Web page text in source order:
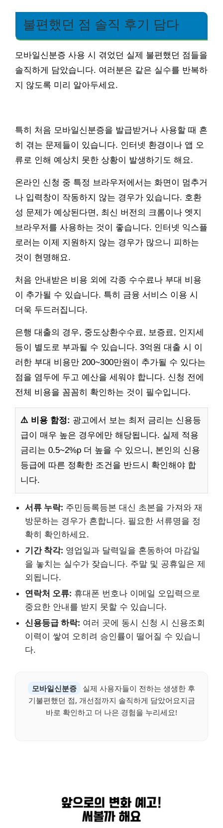
불편했던 점 솔직 후기 담다
모바일신분증 사용 시 겪었던 실제 불편했던 점들을
솔직하게 담았습니다. 여러분은 같은 실수를 반복하
지 않도록 미리 알아두세요.
특히 처음 모바일신분증을 발급받거나 사용할 때 흔
히 겪는 문제들이 있습니다. 인터넷 환경이나 앱 오
류로 인해 예상치 못한 상황이 발생하기도 해요.
온라인 신청 중 특정 브라우저에서는 화면이 멈추거
나 입력창이 작동하지 않는 경우가 있습니다. 호환
성 문제가 예상된다면, 최신 버전의 크롬이나 엣지
브라우저를 사용하는 것이 좋습니다. 인터넷 익스플
로러는 이제 지원하지 않는 경우가 많으니 피하는
것이 현명해요.
처음 안내받은 비용 외에 각종 수수료나 부대 비용
이 추가될 수 있습니다. 특히 금융 서비스 이용 시
더욱 두드러집니다.
은행 대출의 경우, 중도상환수수료, 보증료, 인지세
등이 별도로 부과될 수 있습니다. 3억원 대출 시 이
러한 부대 비용만 200~300만원이 추가될 수 있다는
점을 염두에 두고 예산을 세워야 합니다. 신청 전에
전체 비용을 꼼꼼히 확인하는 것이 필수입니다.
⚠️ 비용 함정: 광고에서 보는 최저 금리는 신용등
급이 매우 높은 경우에만 해당됩니다. 실제 적용
금리는 0.5~2%p 더 높을 수 있으니, 본인의 신용
등급에 따른 정확한 조건을 반드시 확인해야 합
니다.
서류 누락: 주민등록등본 대신 초본을 가져와 재
방문하는 경우가 흔합니다. 필요한 서류명을 정
확히 확인하세요.
기간 착각: 영업일과 달력일을 혼동하여 마감일
을 놓치는 실수가 잦습니다. 주말 및 공휴일은 제
외됩니다.
연락처 오류: 휴대폰 번호나 이메일 오입력으로
중요한 안내를 받지 못할 수 있습니다.
신용등급 하락: 여러 곳에 동시 신청 시 신용조회
이력이 쌓여 오히려 승인률이 떨어질 수 있습니
다.
모바일신분증
실제 사용자들이 전하는 생생한 후
기불편했던 점, 개선점까지 솔직하게 담았어요지금
바로 확인하고 더 나은 경험을 누리세요!